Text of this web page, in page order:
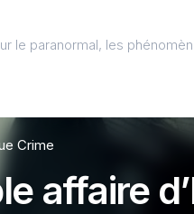
le paranormal, les
Crime
affaire